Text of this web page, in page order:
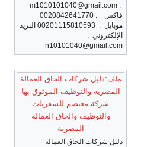
موبايل : 00201115810593 البريد
الإلكتروني :
h10101040@gmail.com
ملف:دليل شركات الحاق العمالة
المصرية والتوظيف الموثوق بها
شركة معتصم للسفريات
والتوظيف والحاق العمالة
المصرية
دليل شركات الحاق العمالة